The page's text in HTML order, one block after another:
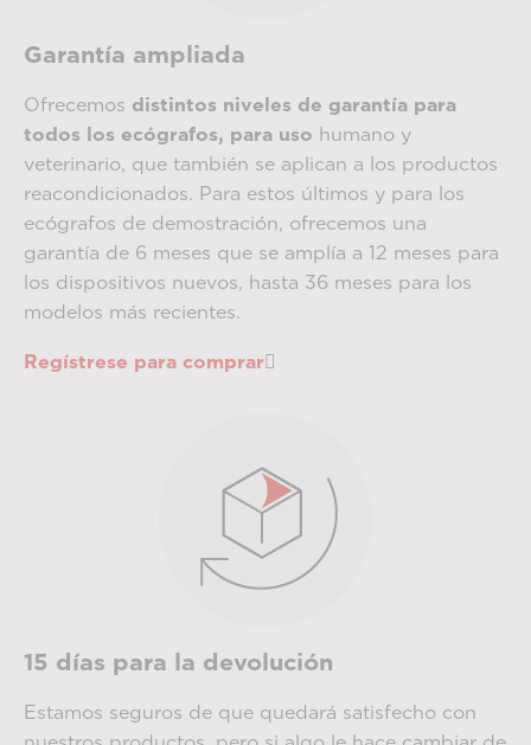
Garantía ampliada
Ofrecemos distintos niveles de garantía para
todos los ecógrafos, para uso humano y
veterinario, que también se aplican a los productos
reacondicionados. Para estos últimos y para los
ecógrafos de demostración, ofrecemos una
garantía de 6 meses que se amplía a 12 meses para
los dispositivos nuevos, hasta 36 meses para los
modelos más recientes.
Regístrese para comprar
15 días para la devolución
Estamos seguros de que quedará satisfecho con